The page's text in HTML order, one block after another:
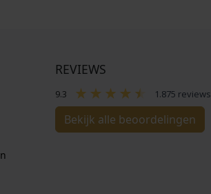
REVIEWS
9.3 1.875 reviews
Bekijk alle beoordelingen